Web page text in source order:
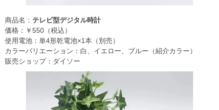
商品名： テレビ型デジタル時計
価格：￥550（税込）
使用電池：単4形乾電池×1本（別売）
カラーバリエーション：白、イエロー、ブルー（紹介カラー）
販売ショップ：ダイソー